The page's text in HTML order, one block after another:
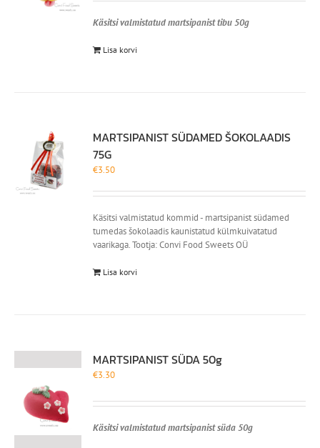
Käsitsi valmistatud martsipanist tibu 50g
Lisa korvi
MARTSIPANIST SÜDAMED ŠOKOLAADIS
75G
€3.50
Käsitsi valmistatud kommid - martsipanist südamed
tumedas šokolaadis kaunistatud külmkuivatatud
vaarikaga. Tootja: Convi Food Sweets OÜ
Lisa korvi
MARTSIPANIST SÜDA 50g
€3.30
Käsitsi valmistatud martsipanist süda 50g